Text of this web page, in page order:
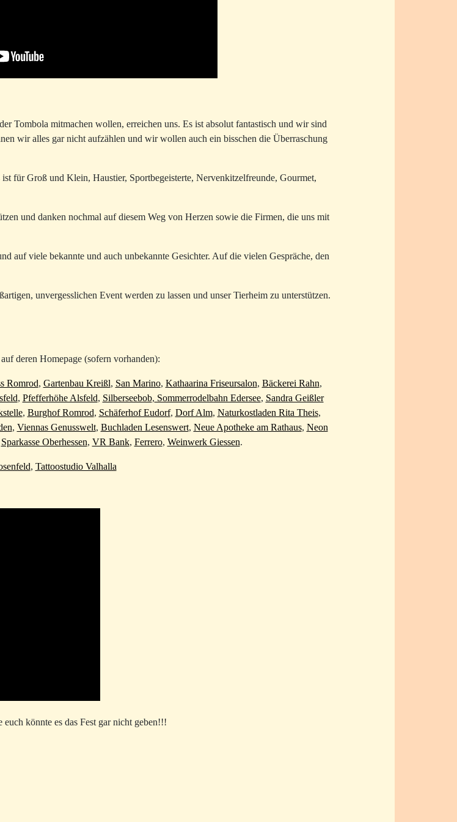
Tombola mitmachen wollen, erreichen uns. Es ist absolut fantastisch und wir sind
wir alles gar nicht aufzählen und wir wollen auch ein bisschen die Überraschung
für Groß und Klein, Haustier, Sportbegeisterte, Nervenkitzelfreunde, Gourmet,
und danken nochmal auf diesem Weg von Herzen sowie die Firmen, die uns mit
auf viele bekannte und auch unbekannte Gesichter. Auf die vielen Gespräche, den
unvergesslichen Event werden zu lassen und unser Tierheim zu unterstützen.
deren Homepage (sofern vorhanden):
Romrod, Gartenbau Kreißl, San Marino, Kathaarina Friseursalon, Bäckerei Rahn,
, Pfefferhöhe Alsfeld, Silberseebob, Sommerrodelbahn Edersee, Sandra Geißler
, Burghof Romrod, Schäferhof Eudorf, Dorf Alm, Naturkostladen Rita Theis,
, Viennas Genusswelt, Buchladen Lesenswert, Neue Apotheke am Rathaus, Neon
Sparkasse Oberhessen, VR Bank, Ferrero, Weinwerk Giessen.
, Tattoostudio Valhalla
könnte es das Fest gar nicht geben!!!